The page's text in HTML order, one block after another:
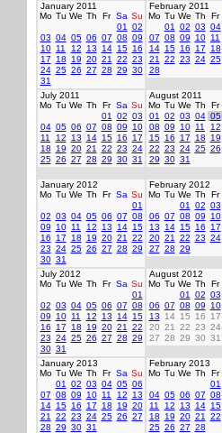
January 2011
Mo Tu We Th Fr Sa Su
01
02
03 04 05 06 07 08 09
10 11 12 13 14 15 16
17
18 19 20 21 22 23
24 25 26 27 28 29 30
31
February 2011
Mo Tu We Th Fr
01
02 03 04
07 08 09 10 11
14 15 16 17 18
21
22 23 24 25
28
July 2011
Mo Tu We Th Fr Sa Su
01
02 03
04 05 06 07 08 09
10
11
12 13 14 15 16
17
18
19 20 21 22 23 24
25 26 27 28 29 30 31
August 2011
Mo Tu We Th Fr
01
02 03 04 05
08 09 10 11 12
15 16 17 18 19
22 23 24 25 26
29 30 31
January 2012
Mo Tu We Th Fr Sa Su
01
02 03 04 05 06 07 08
09
10 11 12 13 14 15
16
17 18 19 20 21
22
23 24 25 26 27 28 29
30 31
February 2012
Mo Tu We Th Fr
01
02 03
06 07 08 09 10
13
14 15 16 17
20 21 22 23 24
27 28 29
July 2012
Mo Tu We Th Fr Sa Su
01
02 03 04 05 06 07 08
09
10 11 12 13 14 15
16
17 18 19 20 21
22
23 24 25 26 27 28 29
30 31
August 2012
Mo Tu We Th Fr
01
02 03
06 07 08 09 10
13
14 15 16 17
20 21 22 23 24
27 28 29 30 31
January 2013
Mo Tu We Th Fr Sa Su
01
02 03 04 05 06
07 08 09 10 11 12
13
14 15 16 17 18 19 20
21
22 23 24 25 26 27
28 29 30 31
February 2013
Mo Tu We Th Fr
01
04 05 06 07 08
11
12 13 14 15
18
19 20 21 22
25 26 27 28